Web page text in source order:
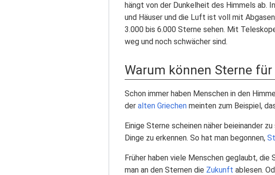
hängt von der Dunkelheit des Himmels ab. In
und Häuser und die Luft ist voll mit
3.000 bis 6.000 Sterne sehen. Mit
weg und noch schwächer sind.
Warum können Sterne
Schon immer haben Menschen in den
der alten Griechen meinten zum Beispiel,
Einige Sterne scheinen näher beieinander
Dinge zu erkennen. So hat man begonnen,
Früher haben viele Menschen geglaubt, die
man an den Sternen die Zukunft ablesen.